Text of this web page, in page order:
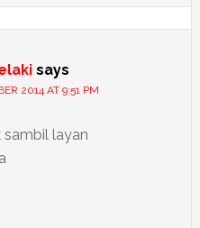
says
2014 AT 9:51 PM
layan